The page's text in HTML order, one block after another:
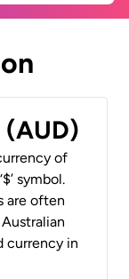
of
symbol.
are often
Australian
currency in